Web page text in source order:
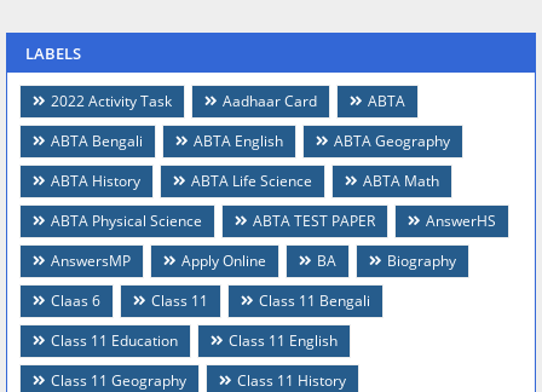
LABELS
2022 Activity Task Aadhaar Card
ABTA
ABTA Bengali
ABTA English
ABTA Geography
ABTA History
ABTA Life Science
ABTA Math
ABTA Physical Science
ABTA TEST PAPER
AnswerHS
AnswersMP
Apply Online BA
Biography
Claas 6
Class 11
Class 11 Bengali
Class 11 Education
Class 11 English
Class 11 Geography
Class 11 History